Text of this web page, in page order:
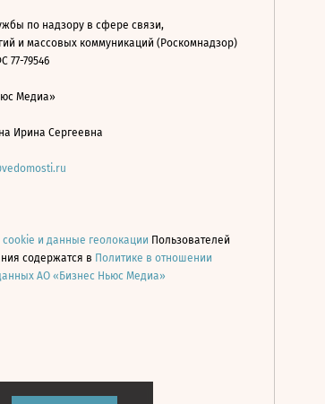
по надзору в сфере связи,
и массовых коммуникаций (Роскомнадзор)
77-79546
Медиа»
Ирина Сергеевна
cookie и данные геолокации Пользователей
содержатся в Политике в отношении
АО «Бизнес Ньюс Медиа»